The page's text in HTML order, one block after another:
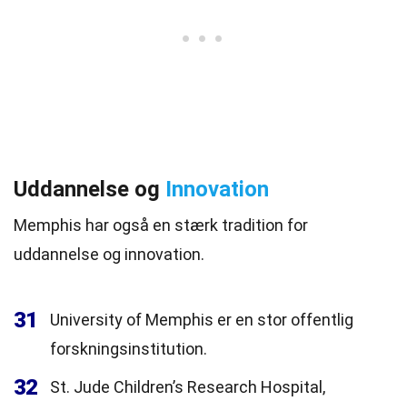
Uddannelse og Innovation
Memphis har også en stærk tradition for
uddannelse og innovation.
31
University of Memphis er en stor offentlig
forskningsinstitution.
32
St. Jude Children’s Research Hospital,